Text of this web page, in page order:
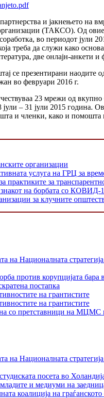
и јакнењето на
(ТАКСО). Од
во периодот јули
треба да служи како
две онлајн-анкети и
се презентирани наодите
во февруари 2016 г.
23 мрежи од
јули – 31 јули 2015 година.
и членки, како и помошта
организации
услуга на ГРЦ за
практиките за
знакот на борбата со КОВИД-
за клучните
на Националната
против корупцијата
постапка
на грантистите
на грантистите
со претставници на МЦМС
на Националната
посета во
и медиуми на
коалиција на